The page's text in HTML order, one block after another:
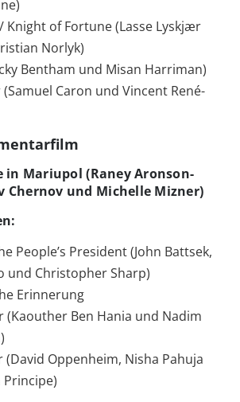
Knight of Fortune (Lasse Lyskjær
Norlyk)
Bentham und Misan Harriman)
Caron und Vincent René-
in Mariupol (Raney Aronson-
Chernov und Michelle Mizner)
People’s President (John Battsek,
und Christopher Sharp)
Erinnerung
(Kaouther Ben Hania und Nadim
(David Oppenheim, Nisha Pahuja